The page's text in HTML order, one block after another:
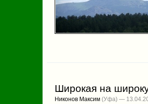
Широкая на
Никонов Максим (Уфа) —